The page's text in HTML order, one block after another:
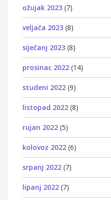
ožujak 2023 (7)
veljača 2023 (8)
siječanj 2023 (8)
prosinac 2022 (14)
studeni 2022 (9)
listopad 2022 (8)
rujan 2022 (5)
kolovoz 2022 (6)
srpanj 2022 (7)
lipanj 2022 (7)